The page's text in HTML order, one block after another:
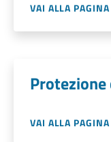
VAI ALLA PAGINA
VAI ALLA PAGINA